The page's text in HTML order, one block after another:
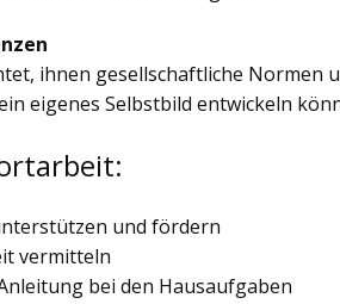
ihnen gesellschaftliche Normen
eigenes Selbstbild entwickeln
und fördern
vermitteln
bei den Hausaufgaben